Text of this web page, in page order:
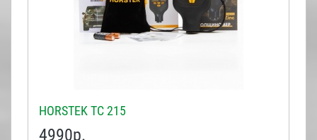
HORSTEK TC 215
4990р.